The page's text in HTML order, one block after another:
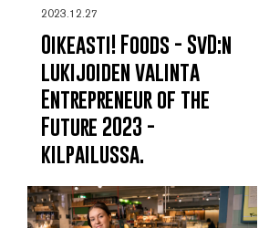
2023.12.27
Oikeasti! Foods - SvD:n
lukijoiden valinta
Entrepreneur of the
Future 2023 -
kilpailussa.